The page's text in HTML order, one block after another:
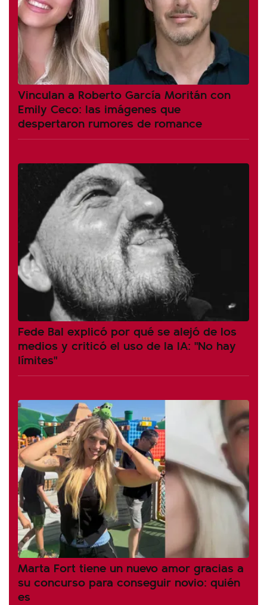
Vinculan a Roberto García Moritán con
Emily Ceco: las imágenes que
despertaron rumores de romance
Fede Bal explicó por qué se alejó de los
medios y criticó el uso de la IA: "No hay
límites"
Marta Fort tiene un nuevo amor gracias a
su concurso para conseguir novio: quién
es